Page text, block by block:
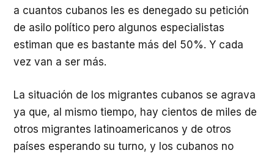
a cuantos cubanos les es denegado su petición
de asilo político pero algunos especialistas
estiman que es bastante más del 50%. Y cada
vez van a ser más.
La situación de los migrantes cubanos se agrava
ya que, al mismo tiempo, hay cientos de miles de
otros migrantes latinoamericanos y de otros
países esperando su turno, y los cubanos no